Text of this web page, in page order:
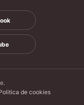
de cookies